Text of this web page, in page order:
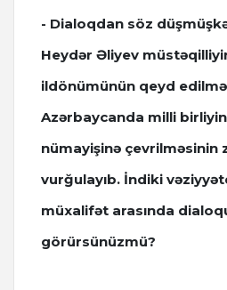
- Dialoqdan söz
Heydər Əliyev
ildönümünün qeyd
Azərbaycanda milli
nümayişinə çevrilməsinin
vurğulayıb. İndiki
müxalifət arasında
görürsünüzmü?